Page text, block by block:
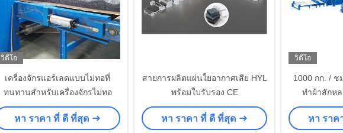
วิดีโอ
เครื่องจักรแอร์เลดแบบไม่ทอที่
ทนทานสำหรับเครื่องจักรไม่ทอ
หา ราคา ที่ ดี ที่สุด
สายการผลิตแผ่นใยอากาศเสีย HYL
พร้อมใบรับรอง CE
หา ราคา ที่ ดี ที่สุด
วิดีโอ
1000 กก. / ช
ทำผ้าสักห
หา ราค